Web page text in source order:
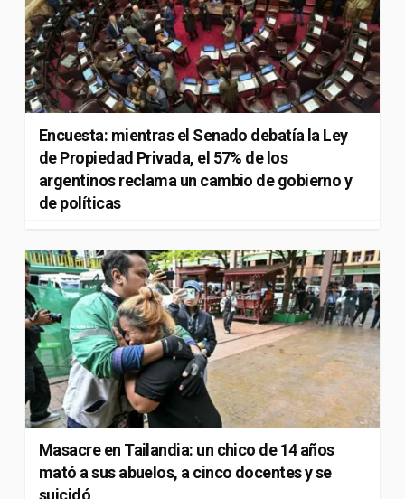
Encuesta: mientras el Senado debatía la Ley
de Propiedad Privada, el 57% de los
argentinos reclama un cambio de gobierno y
de políticas
Masacre en Tailandia: un chico de 14 años
mató a sus abuelos, a cinco docentes y se
suicidó